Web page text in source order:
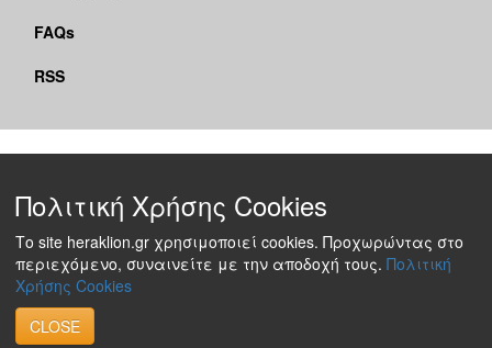
FAQs
RSS
Πολιτική Χρήσης Cookies
Το site heraklion.gr χρησιμοποιεί cookies. Προχωρώντας στο
περιεχόμενο, συναινείτε με την αποδοχή τους. Πολιτική
Χρήσης Cookies
CLOSE